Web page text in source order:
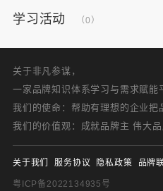
学习活动 （0）
关于非凡参谋，
一家品牌知识体系学习与需求赋能
我们的使命：帮助有理想的企业把
我们的价值观：成就品牌主 伟大品
关于我们 服务协议 隐私政策 品牌
粤ICP备2022134935号